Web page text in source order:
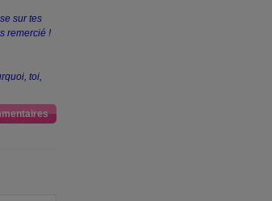
sur tes
remercié !
toi,